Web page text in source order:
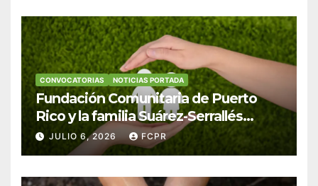
CONVOCATORIAS NOTICIAS PORTADA
Fundación Comunitaria de Puerto
Rico y la familia Suárez-Serrallés
anuncian convocatoria para
fortalecer hogares y albergues
JULIO 6, 2026 FCPR